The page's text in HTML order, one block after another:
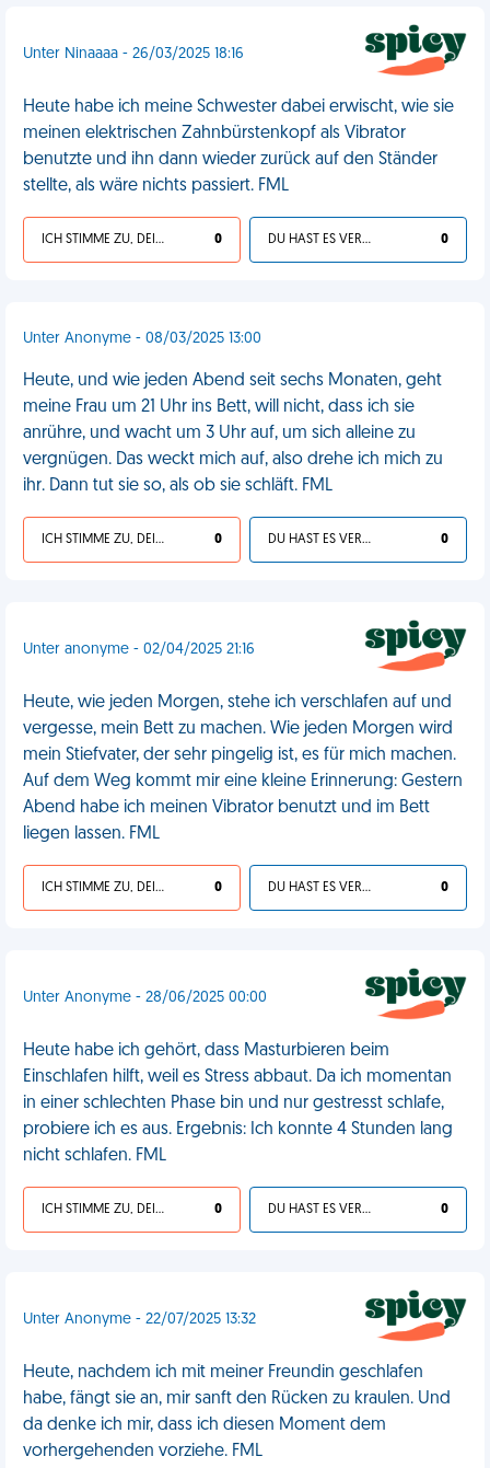
Unter Ninaaaa - 26/03/2025 18:16
Heute habe ich meine Schwester dabei erwischt, wie sie
meinen elektrischen Zahnbürstenkopf als Vibrator
benutzte und ihn dann wieder zurück auf den Ständer
stellte, als wäre nichts passiert. FML
ICH STIMME ZU, DEIN LEBEN IST SCHEISSE 0 DU HAST ES VERDIENT 0
Unter Anonyme - 08/03/2025 13:00
Heute, und wie jeden Abend seit sechs Monaten, geht
meine Frau um 21 Uhr ins Bett, will nicht, dass ich sie
anrühre, und wacht um 3 Uhr auf, um sich alleine zu
vergnügen. Das weckt mich auf, also drehe ich mich zu
ihr. Dann tut sie so, als ob sie schläft. FML
ICH STIMME ZU, DEIN LEBEN IST SCHEISSE 0 DU HAST ES VERDIENT 0
Unter anonyme - 02/04/2025 21:16
Heute, wie jeden Morgen, stehe ich verschlafen auf und
vergesse, mein Bett zu machen. Wie jeden Morgen wird
mein Stiefvater, der sehr pingelig ist, es für mich machen.
Auf dem Weg kommt mir eine kleine Erinnerung: Gestern
Abend habe ich meinen Vibrator benutzt und im Bett
liegen lassen. FML
ICH STIMME ZU, DEIN LEBEN IST SCHEISSE 0 DU HAST ES VERDIENT 0
Unter Anonyme - 28/06/2025 00:00
Heute habe ich gehört, dass Masturbieren beim
Einschlafen hilft, weil es Stress abbaut. Da ich momentan
in einer schlechten Phase bin und nur gestresst schlafe,
probiere ich es aus. Ergebnis: Ich konnte 4 Stunden lang
nicht schlafen. FML
ICH STIMME ZU, DEIN LEBEN IST SCHEISSE 0 DU HAST ES VERDIENT 0
Unter Anonyme - 22/07/2025 13:32
Heute, nachdem ich mit meiner Freundin geschlafen
habe, fängt sie an, mir sanft den Rücken zu kraulen. Und
da denke ich mir, dass ich diesen Moment dem
vorhergehenden vorziehe. FML